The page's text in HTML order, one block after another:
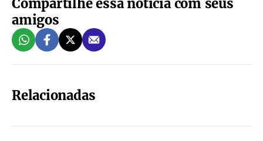
Compartilhe essa notícia com seus
amigos
Relacionadas